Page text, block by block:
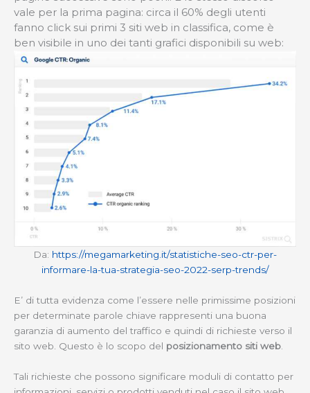
vale per la prima pagina: circa il 60% degli utenti
fanno click sui primi 3 siti web in classifica, come è
ben visibile in uno dei tanti grafici disponibili su web:
Da: https://megamarketing.it/statistiche-seo-ctr-per-
informare-la-tua-strategia-seo-2022-serp-trends/
E’ di tutta evidenza come l’essere nelle primissime posizioni
per determinate parole chiave rappresenti una buona
garanzia di aumento del traffico e quindi di richieste verso il
sito web. Questo è lo scopo del posizionamento siti web
Tali richieste che possono significare moduli di contatto per